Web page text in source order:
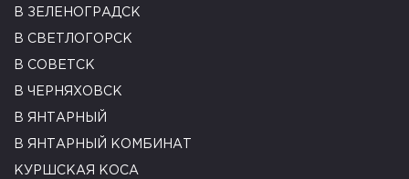
В ЗЕЛЕНОГРАДСК
В СВЕТЛОГОРСК
В СОВЕТСК
В ЧЕРНЯХОВСК
В ЯНТАРНЫЙ
В ЯНТАРНЫЙ КОМБИНАТ
КУРШСКАЯ КОСА